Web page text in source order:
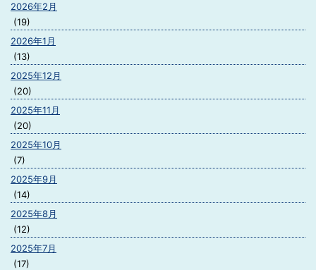
2026年2月
(19)
2026年1月
(13)
2025年12月
(20)
2025年11月
(20)
2025年10月
(7)
2025年9月
(14)
2025年8月
(12)
2025年7月
(17)